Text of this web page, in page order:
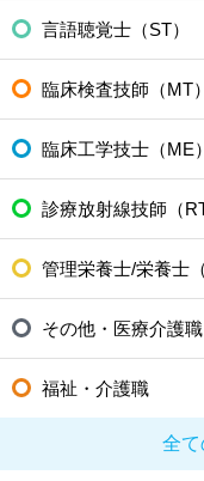
言語聴覚士（ST）
臨床検査技師（MT）
臨床工学技士（ME）
診療放射線技師（RT
管理栄養士/栄養士
その他・医療介護職
福祉・介護職
全